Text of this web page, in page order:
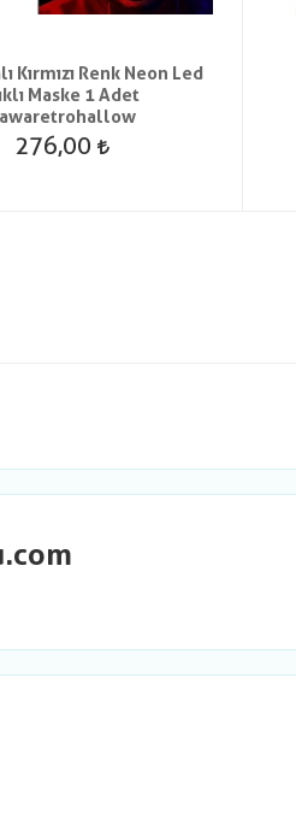
Kırmızı Renk Neon Led
Maske 1 Adet
276,00